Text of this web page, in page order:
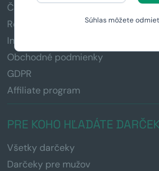
Súhlas môžete
Časté otázky (FAQ)
Reklamácia a vrátenie tovaru
Informácie k darčekom
Obchodné podmienky
GDPR
Affiliate program
PRE KOHO HĽADÁTE
Všetky darčeky
Darčeky pre mužov